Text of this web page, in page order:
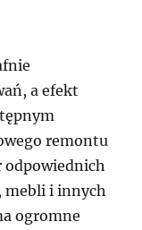
a efekt
remontu
mebli i innych
ogromne